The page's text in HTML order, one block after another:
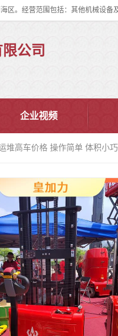
公司
企业视频
堆高车价格 操作简单 体积小巧